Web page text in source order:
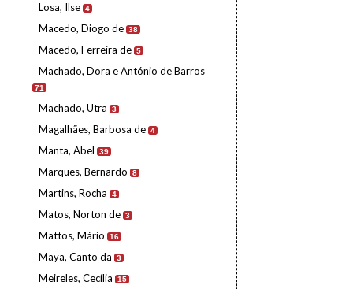
Losa, Ilse 4
Macedo, Diogo de 38
Macedo, Ferreira de 5
Machado, Dora e António de Barros
71
Machado, Utra 3
Magalhães, Barbosa de 4
Manta, Abel 39
Marques, Bernardo 8
Martins, Rocha 4
Matos, Norton de 3
Mattos, Mário 16
Maya, Canto da 3
Meireles, Cecília 15